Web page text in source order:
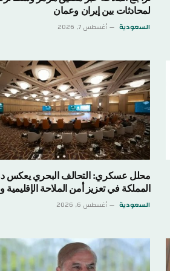
لمحادثات بين إيران وعمان
السعودية أغسطس 7, 2026
محلل عسكري: التحالف البحري يعكس دور
المملكة في تعزيز أمن الملاحة الإقليمية والدولية
السعودية أغسطس 6, 2026